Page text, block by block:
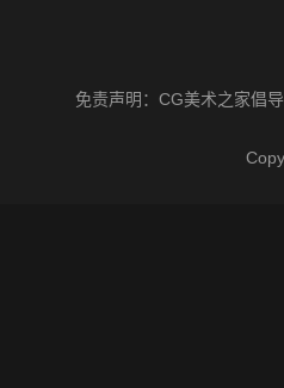
免责声明： CG美术之家倡